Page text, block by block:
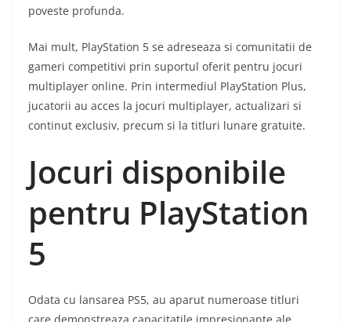
poveste profunda.
Mai mult, PlayStation 5 se adreseaza si comunitatii de
gameri competitivi prin suportul oferit pentru jocuri
multiplayer online. Prin intermediul PlayStation Plus,
jucatorii au acces la jocuri multiplayer, actualizari si
continut exclusiv, precum si la titluri lunare gratuite.
Jocuri disponibile
pentru PlayStation
5
Odata cu lansarea PS5, au aparut numeroase titluri